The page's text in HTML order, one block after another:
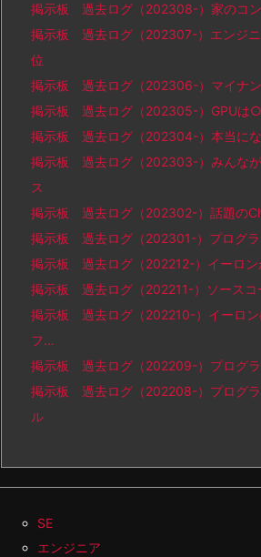
掲示板 過去ログ（202308-）家のコ
掲示板 過去ログ（202307-）エンジニ
位
掲示板 過去ログ（202306-）マイナ
掲示板 過去ログ（202305-）GPUは
掲示板 過去ログ（202304-）本当に
掲示板 過去ログ（202303-）みんな
ス
掲示板 過去ログ（202302-）話題の
掲示板 過去ログ（202301-）プログラ
掲示板 過去ログ（202212-）イーロン
掲示板 過去ログ（202211-）ソースコ
掲示板 過去ログ（202210-）イーロン
フ…
掲示板 過去ログ（202209-）プログラ
掲示板 過去ログ（202208-）プログラ
ル
SE
エンジニア